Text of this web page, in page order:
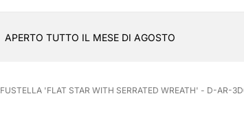
APERTO TUTTO IL MESE DI AGOSTO
FUSTELLA 'FLAT STAR WITH SERRATED WREATH' - D-AR-